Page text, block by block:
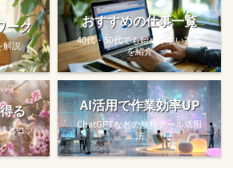
付金で賢くスキルアップする
法【主婦でも使え...
【完全ガ
ーク
解説
おすすめの仕事一覧
40代・50代でも始めやすい案件
を紹介
る
とコツ
AI活用で作業効率UP
ChatGPTなどの無料ツール活用
法